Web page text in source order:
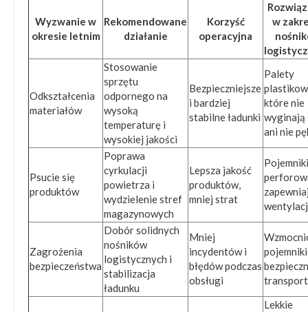
Wyzwanie w
okresie letnim
Rekomendowane
działanie
Korzyść
operacyjna
w
Odkształcenia
materiałów
Stosowanie
sprzętu
odpornego na
wysoką
temperaturę i
wysokiej jakości
Bezpieczniejsze
i bardziej
stabilne ładunki
Palety
które nie
wyginają
ani nie
Psucie się
produktów
Poprawa
cyrkulacji
powietrza i
wydzielenie stref
magazynowych
Lepsza jakość
produktów,
mniej strat
Pojemniki
Zagrożenia
bezpieczeństwa
Dobór solidnych
nośników
logistycznych i
stabilizacja
ładunku
Mniej
incydentów i
błędów podczas
obsługi
Lekkie